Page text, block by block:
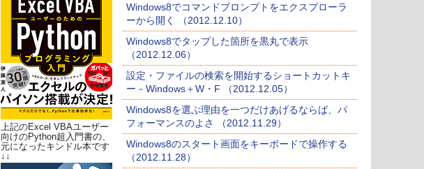
上記のExcel VBAユーザー
向けのPython超入門書の、
元になったキンドル本です
↓↓
Windows8でコマンドプロンプトをエクスプローラ
ーから開く （2012.12.10）
Windows8でタップした箇所を黒丸で表示
（2012.12.06）
設定・ファイルの検索を開始するショートカットキ
ー－Windows＋W・F （2012.12.05）
Windows8を選ぶ理由を一つだけあげるならば、パ
フォーマンスのよさ （2012.11.29）
Windows8のスタート画面をキーボードで操作する
（2012.11.28）